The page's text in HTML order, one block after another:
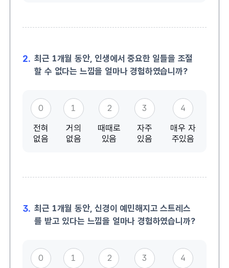
2. 최근 1개월 동안, 인생에서 중요한 일들을 조절
할 수 없다는 느낌을 얼마나 경험하였습니까?
0
전혀
없음
1
거의
없음
2
때때로
있음
3
자주
있음
4
매우 자
주있음
3. 최근 1개월 동안, 신경이 예민해지고 스트레스
를 받고 있다는 느낌을 얼마나 경험하였습니까?
0 1 2 3 4